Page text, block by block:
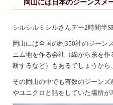
岡山には日本のジーンズメ
シルシルミシルさんデー2時間半
岡山には全国の約350社のジーン
ニム地を作る会社（綿から糸を
断するなど）もあるでしょうか
その岡山の中でも有数のジーン
やユニクロと話をしていた場所が